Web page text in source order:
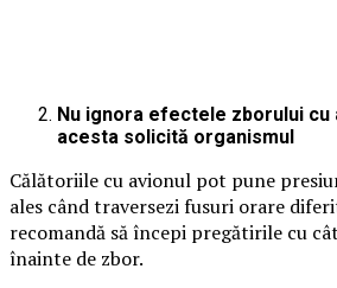
Nu ignora efectele zborului cu
acesta solicită organismul
Călătoriile cu avionul pot pune
ales când traversezi fusuri orare
recomandă să începi pregătirile cu
înainte de zbor.